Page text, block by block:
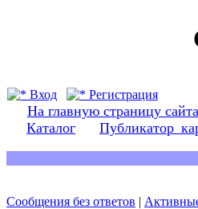
Вход
Регистрация
На главную страницу
Каталог
Сообщения без ответов |